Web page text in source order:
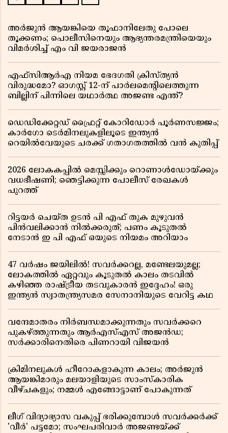
അർജുൻ ആയങ്കിയെ തൂഫാനിലേതു പോലെ
തൂക്കണം; പൊലീസിനെയും ആഭ്യന്തരമന്ത്രിയെയും
വിമർശിച്ച് എം വി ജയരാജൻ
എഫ്സിആർഎ നിയമ ഭേദഗതി ക്രിസ്ത്യൻ
വിരുദ്ധമോ? ഓഗസ്റ്റ് 12-ന് പാർലമെന്റിലെത്തുന്ന
ബില്ലിന് പിന്നിലെ യഥാർത്ഥ അജണ്ട എന്ത്?
ഡെഡിക്കേറ്റഡ് ഫ്രൈറ്റ് കോറിഡോർ പൂർണസജ്ജം;
കാർഗോ ടെർമിനലുകളിലൂടെ ഇന്ത്യൻ
റെയിൽവേയുടെ ചരക്ക് ഗതാഗതത്തിൽ വൻ കുതിപ്പ്
2026 ലോകകപ്പിൽ മെസ്സിക്കും റൊണാൾഡോയ്ക്കും
വധഭീഷണി; ഞെട്ടിക്കുന്ന പോലീസ് രേഖകൾ
പുറത്ത്
റിട്ടയർ ചെയ്ത ഉടൻ പി എഫ് തുക മുഴുവൻ
പിൻവലിക്കാൻ നിൽക്കരുത്; പണം കൂടുതൽ
നേടാൻ ഇ പി എഫ് ഒയുടെ നിയമം അറിയാം
47 വർഷം ജയിലിൽ! സവർക്കറല്ല, മണ്ടേലയുമല്ല;
ലോകത്തിൽ ഏറ്റവും കൂടുതൽ കാലം തടവിൽ
കഴിഞ്ഞ രാഷ്ട്രീയ തടവുകാരൻ ഇദ്ദേഹം! ഒരു
ഇന്ത്യൻ സ്വാതന്ത്ര്യസമര സേനാനിയുടെ വേറിട്ട കഥ
വന്ദേമാതരം നിർബന്ധമാക്കുന്നതും സവർക്കറെ
പുകഴ്ത്തുന്നതും ആർഎസ്എസ് അജൻഡ;
സർക്കാരിനെതിരെ പിണറായി വിജയൻ
ക്രിമിനലുകൾ ഹീറോകളാകുന്ന കാലം; അർജുൻ
ആയങ്കിമാരും മലയാളിയുടെ സാംസ്കാരിക
വീഴ്ചകളും; നമ്മൾ എങ്ങോട്ടാണ് പോകുന്നത്
ലീഗ് വിദ്യാഭ്യാസ വകുപ്പ് ഭരിക്കുമ്പോൾ സവർക്കർക്ക്
'വീർ' പട്ടമോ; സംഘപരിവാർ അജണ്ടയ്ക്ക്